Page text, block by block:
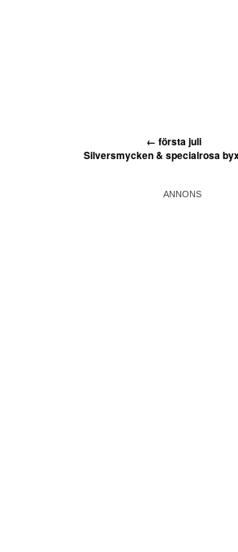
← första juli
Silversmycken & specialrosa